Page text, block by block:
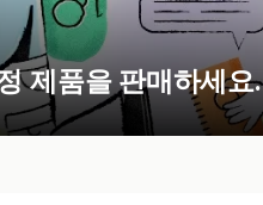
제품을 판매하세요.